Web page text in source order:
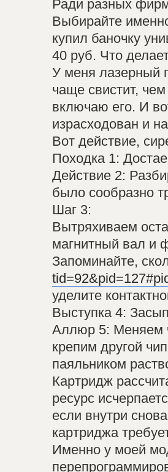
Ради разных
Выбирайте
купил баночку
40 руб. Что
У меня лазерный
чаще свистит,
включаю его. И
израсходован и
Вот действие,
Походка 1:
Действие 2:
было сообразно
Шаг 3:
Вытряхиваем
магнитный вал и
Запоминайте,
уделите
Выступка 4:
Аллюр 5: Меняем
крепим другой
паяльником
Картридж
ресурс
если внутри
картриджа
Именно у моей